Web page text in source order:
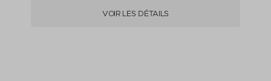
VOIR LES DÉTAILS